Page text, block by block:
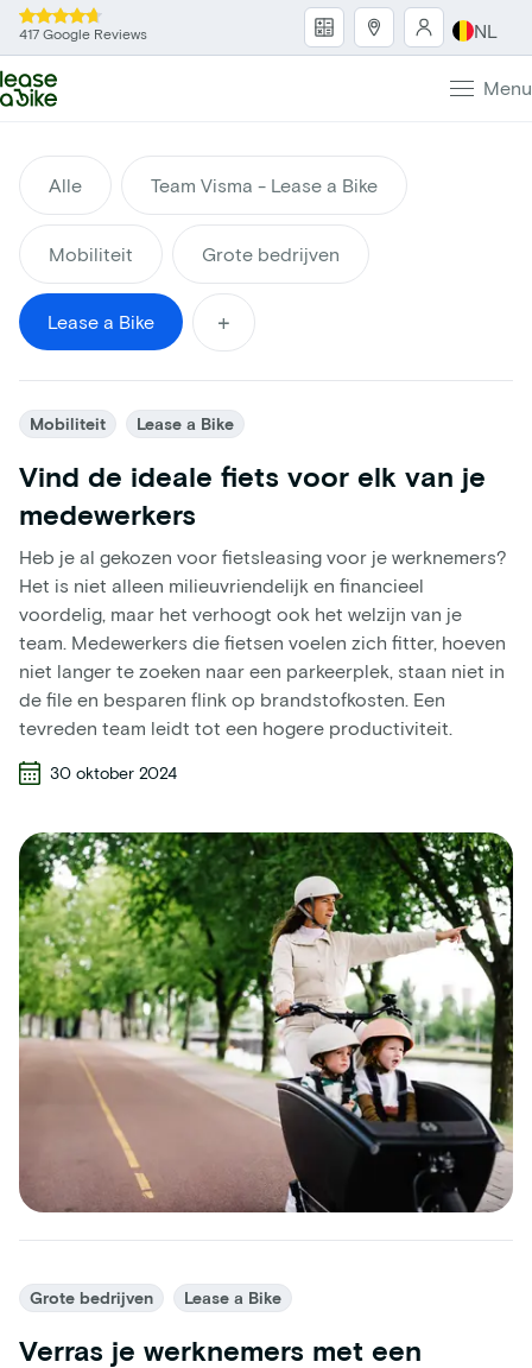
417 Google Reviews NL
Menu
Alle Team Visma - Lease a Bike
Mobiliteit Grote bedrijven
Lease a Bike +
Mobiliteit Lease a Bike
Vind de ideale fiets voor elk van je
medewerkers
Heb je al gekozen voor fietsleasing voor je werknemers?
Het is niet alleen milieuvriendelijk en financieel
voordelig, maar het verhoogt ook het welzijn van je
team. Medewerkers die fietsen voelen zich fitter, hoeven
niet langer te zoeken naar een parkeerplek, staan niet in
de file en besparen flink op brandstofkosten. Een
tevreden team leidt tot een hogere productiviteit.
30 oktober 2024
Grote bedrijven Lease a Bike
Verras je werknemers met een